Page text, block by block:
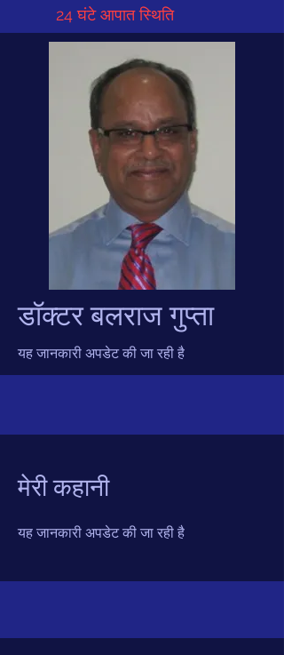
24 घंटे आपात स्थिति
यह जानकारी अपडेट की जा रही है
डॉक्टर बलराज गुप्ता
मेरी कहानी
यह जानकारी अपडेट की जा रही है